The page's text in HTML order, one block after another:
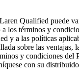
Qualified puede
a los términos y
y a las políticas
sobre las ventajas,
y condiciones del
con su